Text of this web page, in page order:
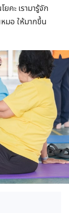
คะ เรามารู้จัก
มอ ให้มากขึ้น